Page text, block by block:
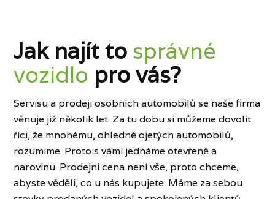
Jak najít to správné
vozidlo pro vás?
Servisu a prodeji osobních automobilů se naše firma
věnuje již několik let. Za tu dobu si můžeme dovolit
říci, že mnohému, ohledně ojetých automobilů,
rozumíme. Proto s vámi jednáme otevřeně a
narovinu. Prodejní cena není vše, proto chceme,
abyste věděli, co u nás kupujete. Máme za sebou